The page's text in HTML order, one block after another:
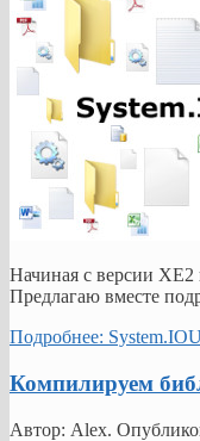
Начиная с версии
Предлагаю вместе
Подробнее:
Компилируем
Автор: Alex.